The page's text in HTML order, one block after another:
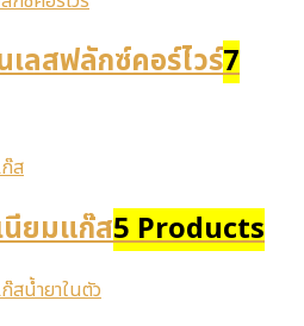
ลสฟลักซ์คอร์ไวร์7
นียมแก๊ส5 Products